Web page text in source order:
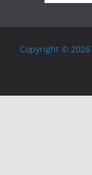
Copyright © 2026